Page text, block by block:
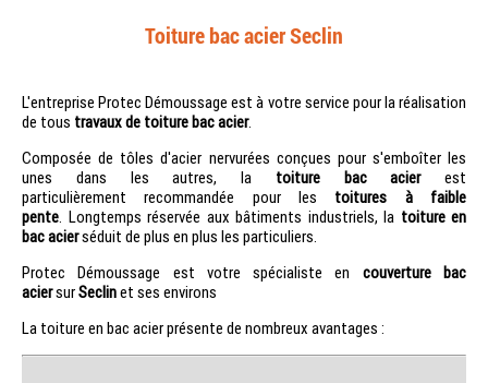
Toiture bac acier Seclin
L'entreprise Protec Démoussage est à votre service pour la réalisation
de tous travaux de toiture bac acier.
Composée de tôles d'acier nervurées conçues pour s'emboîter les
unes dans les autres, la toiture bac acier est
particulièrement recommandée pour les toitures à faible
pente. Longtemps réservée aux bâtiments industriels, la toiture en
bac acierséduit de plus en plus les particuliers.
Protec Démoussage est votre spécialiste en couverture bac
aciersurSeclinet ses environs
La toiture en bac acier présente de nombreux avantages :